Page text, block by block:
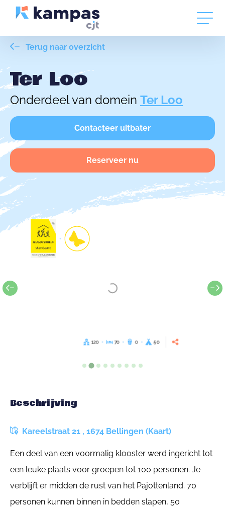
Terug naar overzicht
Ter Loo
Onderdeel van domein Ter Loo
Contacteer uitbater
Reserveer nu
120 70 0 50
Beschrijving
Kareelstraat 21 , 1674 Bellingen (Kaart)
Een deel van een voormalig klooster werd ingericht tot
een leuke plaats voor groepen tot 100 personen. Je
verblijft er midden de rust van het Pajottenland. 70
personen kunnen binnen in bedden slapen, 50